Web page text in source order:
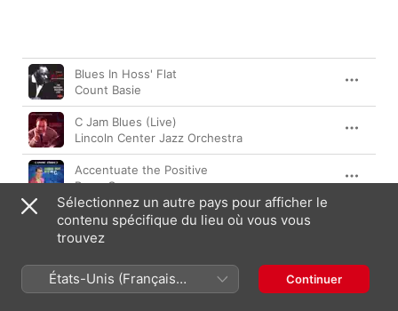
Morceau Durée
Blues In Hoss' Flat
Count Basie
C Jam Blues (Live)
Lincoln Center Jazz Orchestra
Accentuate the Positive
Perry Como
Lindyhopper's Delight
Chick Webb
Bill Bailey Won't You Please Come Home
Ella Fitzgerald
Sélectionnez un autre pays pour afficher le
contenu spécifique du lieu où vous vous
trouvez
États-Unis (Français
France)
Continuer